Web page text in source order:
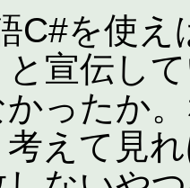
C#を使
と宣伝し
ったか
えて見